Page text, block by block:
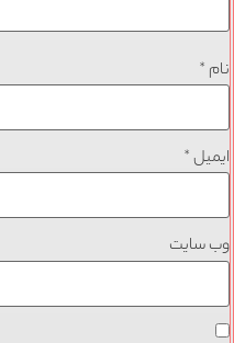
نام *
ایمیل*
وب‌ سایت